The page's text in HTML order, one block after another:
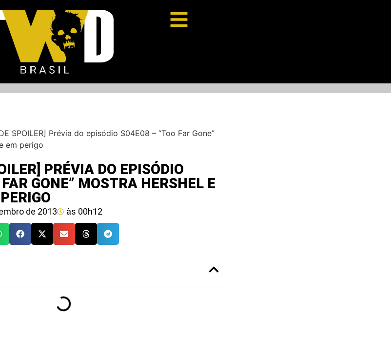
SPOILER] Prévia do episódio S04E08 – “Too Far Gone”
em perigo
PRÉVIA DO EPISÓDIO
GONE” MOSTRA HERSHEL E
de 2013 às 00h12